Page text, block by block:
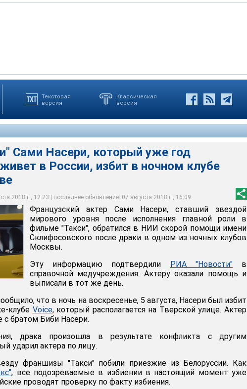
Текстовая
версия
Классическая
версия
Сами Насери, который уже год
в России, избит в ночном клубе
2018 г., 12:23 | последнее обновление: 07 августа 2018 г., 16:09
Сами Насери, ставший звездой мирового уровня после
роил в фильме "Такси", обратился в НИИ скорой помощи имени
драки в одном из ночных клубов Москвы
Group / www.youtube.com/
Французский актер Сами Насери, ставший звездой
мирового уровня после исполнения главной роли в
фильме "Такси", обратился в НИИ скорой помощи имени
Склифосовского после драки в одном из ночных клубов
Москвы.
Эту информацию подтвердили РИА "Новости"в
справочной медучреждения. Актеру оказали помощь и
выписали в тот же день.
что в ночь на воскресенье, 5 августа, Насери был избит
клубе Voice, который располагается на Тверской улице. Актер
братом Биби Насери.
драка произошла в результате конфликта с другим
ударил актера по лицу.
франшизы "Такси" побили приезжие из Белоруссии. Как
, все подозреваемые в избиении в настоящий момент уже
проводят проверку по факту избиения.